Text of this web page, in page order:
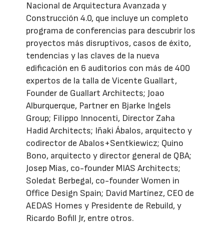
Nacional de Arquitectura Avanzada y
Construcción 4.0, que incluye un completo
programa de conferencias para descubrir los
proyectos más disruptivos, casos de éxito,
tendencias y las claves de la nueva
edificación en 6 auditorios con más de 400
expertos de la talla de Vicente Guallart,
Founder de Guallart Architects; Joao
Alburquerque, Partner en Bjarke Ingels
Group; Filippo Innocenti, Director Zaha
Hadid Architects; Iñaki Ábalos, arquitecto y
codirector de Abalos+Sentkiewicz; Quino
Bono, arquitecto y director general de QBA;
Josep Mias, co-founder MIAS Architects;
Soledat Berbegal, co-founder Women in
Office Design Spain; David Martínez, CEO de
AEDAS Homes y Presidente de Rebuild, y
Ricardo Bofill Jr, entre otros.